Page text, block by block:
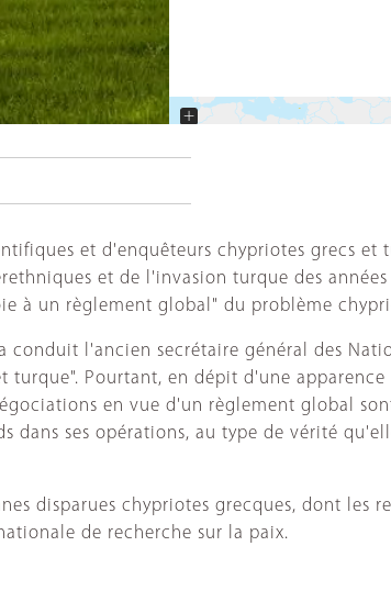
+
et d'enquêteurs chypriotes grecs et
et de l'invasion turque des années
à un règlement global" du problème
conduit l'ancien secrétaire général des
Pourtant, en dépit d'une apparence
en vue d'un règlement global
dans ses opérations, au type de vérité
disparues chypriotes grecques, dont les
de recherche sur la paix.